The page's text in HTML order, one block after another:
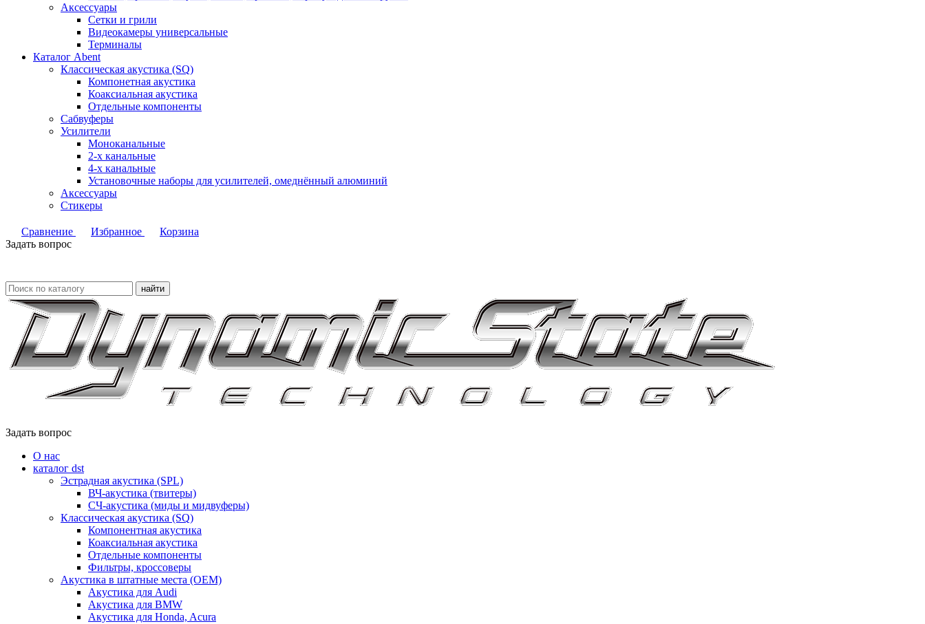
Аксессуары
Сетки и грили
Видеокамеры универсальные
Терминалы
Каталог Abent
Классическая акустика (SQ)
Компонетная акустика
Коаксиальная акустика
Отдельные компоненты
Сабвуферы
Усилители
Моноканальные
2-х канальные
4-х канальные
Установочные наборы для усилителей, омеднённый алюминий
Аксессуары
Стикеры
Сравнение Избранное
Корзина
Задать вопрос
найти
Задать вопрос
О нас
каталог dst
Эстрадная акустика (SPL)
ВЧ-акустика (твитеры)
СЧ-акустика (миды и мидвуферы)
Классическая акустика (SQ)
Компонентная акустика
Коаксиальная акустика
Отдельные компоненты
Фильтры, кроссоверы
Акустика в штатные места (OEM)
Акустика для Audi
Акустика для BMW
Акустика для Honda, Acura